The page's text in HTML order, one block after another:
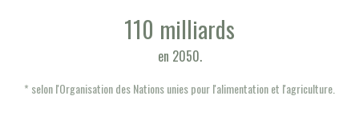
110 milliards
en 2050.
* selon l'Organisation des Nations unies pour l'alimentation et l'agriculture.